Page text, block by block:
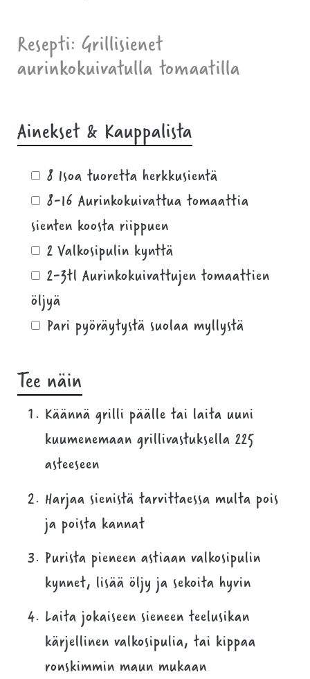
Resepti: Grillisienet
aurinkokuivatulla tomaatilla
Ainekset & Kauppalista
8 Isoa tuoretta herkkusientä
8-16 Aurinkokuivattua tomaattia
sienten koosta riippuen
2 Valkosipulin kynttä
2-3tl Aurinkokuivattujen tomaattien
öljyä
Pari pyöräytystä suolaa myllystä
Tee näin
Käännä grilli päälle tai laita uuni
kuumenemaan grillivastuksella 225
asteeseen
Harjaa sienistä tarvittaessa multa pois
ja poista kannat
Purista pieneen astiaan valkosipulin
kynnet, lisää öljy ja sekoita hyvin
Laita jokaiseen sieneen teelusikan
kärjellinen valkosipulia, tai kippaa
ronskimmin maun mukaan